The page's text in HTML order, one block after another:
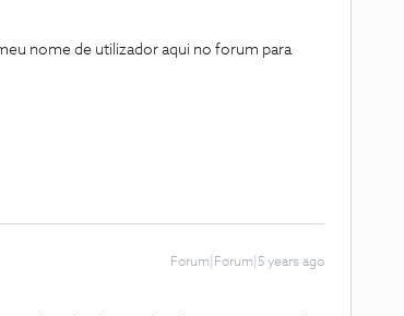
nome de utilizador aqui no forum para
Forum|Forum|5 years ago